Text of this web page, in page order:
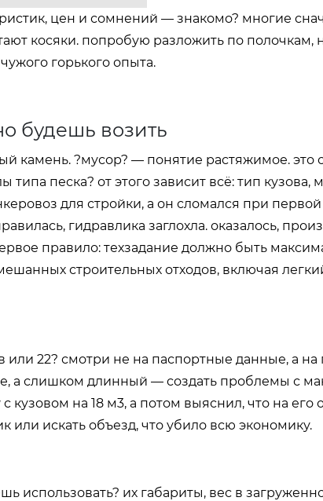
цен и сомнений — знакомо? многие
косяки. попробую разложить по полочкам,
горького опыта.
будешь возить
камень. ?мусор? — понятие растяжимое. это
песка? от этого зависит всё: тип кузова,
для стройки, а он сломался при
гидравлика заглохла. оказалось,
правило: техзадание должно быть
строительных отходов, включая
или 22? смотри не на паспортные данные, а
а слишком длинный — создать проблемы с
кузовом на 18 м3, а потом выяснил, что на
или искать объезд, что убило всю экономику.
использовать? их габариты, вес в